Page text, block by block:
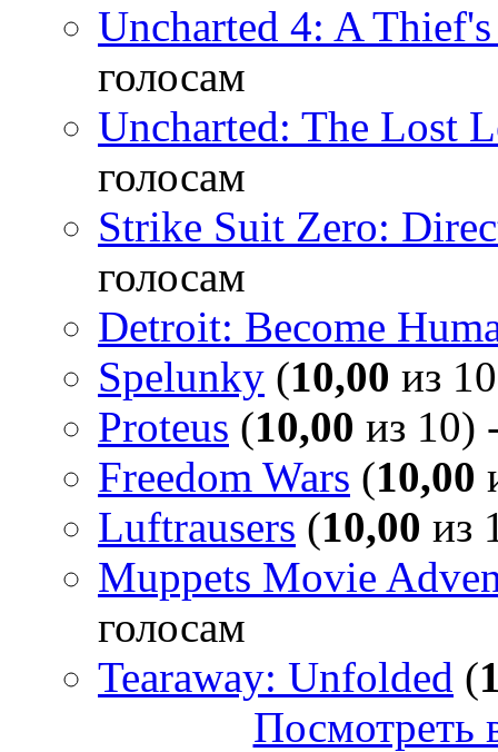
Uncharted 4: A
голосам
Uncharted: The Lost
голосам
Strike Suit Zero:
голосам
Detroit: Become
Spelunky (10,00 из
Proteus (10,00 из 10)
Freedom Wars (10,00
Luftrausers (10,00 из
Muppets Movie
голосам
Tearaway: Unfolded (
Посмотреть